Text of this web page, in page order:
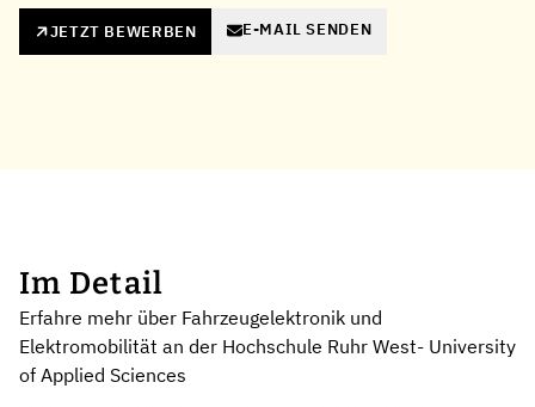
JETZT BEWERBEN E-MAIL SENDEN
Im Detail
Erfahre mehr über Fahrzeugelektronik und
Elektromobilität an der Hochschule Ruhr West- University
of Applied Sciences